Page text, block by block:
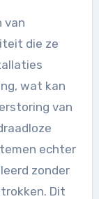
van
die ze
wat kan
van
echter
zonder
Dit